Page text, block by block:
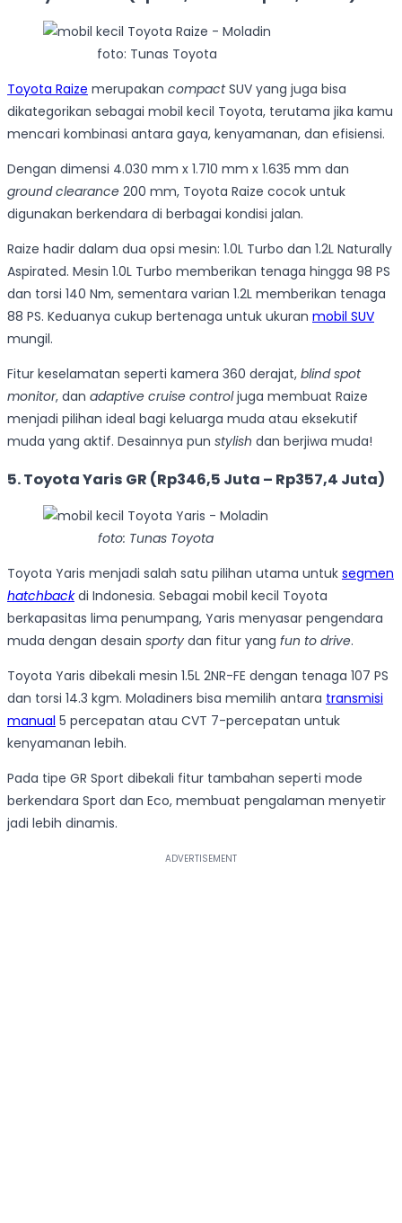
foto: Tunas Toyota
Toyota Raize merupakan compactSUV yang juga bisa
dikategorikan sebagai mobil kecil Toyota, terutama jika kamu
mencari kombinasi antara gaya, kenyamanan, dan efisiensi.
Dengan dimensi 4.030 mm x 1.710 mm x 1.635 mm dan
ground clearance 200 mm, Toyota Raize cocok untuk
digunakan berkendara di berbagai kondisi jalan.
Raize hadir dalam dua opsi mesin: 1.0L Turbo dan 1.2L Naturally
Aspirated. Mesin 1.0L Turbo memberikan tenaga hingga 98 PS
dan torsi 140 Nm, sementara varian 1.2L memberikan tenaga
88 PS. Keduanya cukup bertenaga untuk ukuran mobil SUV
mungil.
Fitur keselamatan seperti kamera 360 derajat, blind spot
monitor, dan adaptive cruise controljuga membuat Raize
menjadi pilihan ideal bagi keluarga muda atau eksekutif
muda yang aktif. Desainnya pun stylish dan berjiwa muda!
5. Toyota Yaris GR (Rp346,5 Juta – Rp357,4 Juta)
foto: Tunas Toyota
Toyota Yaris menjadi salah satu pilihan utama untuk segmen
hatchbackdi Indonesia. Sebagai mobil kecil Toyota
berkapasitas lima penumpang, Yaris menyasar pengendara
muda dengan desain sporty dan fitur yang fun to drive.
Toyota Yaris dibekali mesin 1.5L 2NR-FE dengan tenaga 107 PS
dan torsi 14.3 kgm. Moladiners bisa memilih antara transmisi
manual 5 percepatan atau CVT 7-percepatan untuk
kenyamanan lebih.
Pada tipe GR Sport dibekali fitur tambahan seperti mode
berkendara Sport dan Eco, membuat pengalaman menyetir
jadi lebih dinamis.